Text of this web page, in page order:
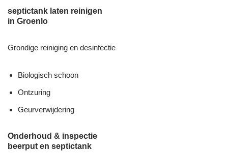
septictank laten reinigen
in Groenlo
Grondige reiniging en desinfectie
Biologisch schoon
Ontzuring
Geurverwijdering
Onderhoud & inspectie
beerput en septictank